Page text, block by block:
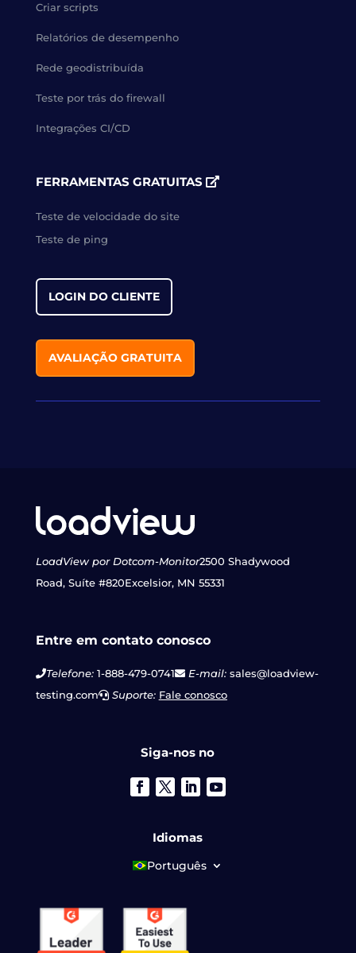
Criar scripts
Relatórios de desempenho
Rede geodistribuída
Teste por trás do firewall
Integrações CI/CD
FERRAMENTAS GRATUITAS
Teste de velocidade do site
Teste de ping
LOGIN DO CLIENTE
AVALIAÇÃO GRATUITA
LoadView por Dotcom-Monitor2500 Shadywood
Road, Suíte #820Excelsior, MN 55331
Entre em contato conosco
Telefone:1-888-479-0741 E-mail:sales@loadview-
testing.com
Suporte: Fale conosco
Siga-nos no
Idiomas
Português